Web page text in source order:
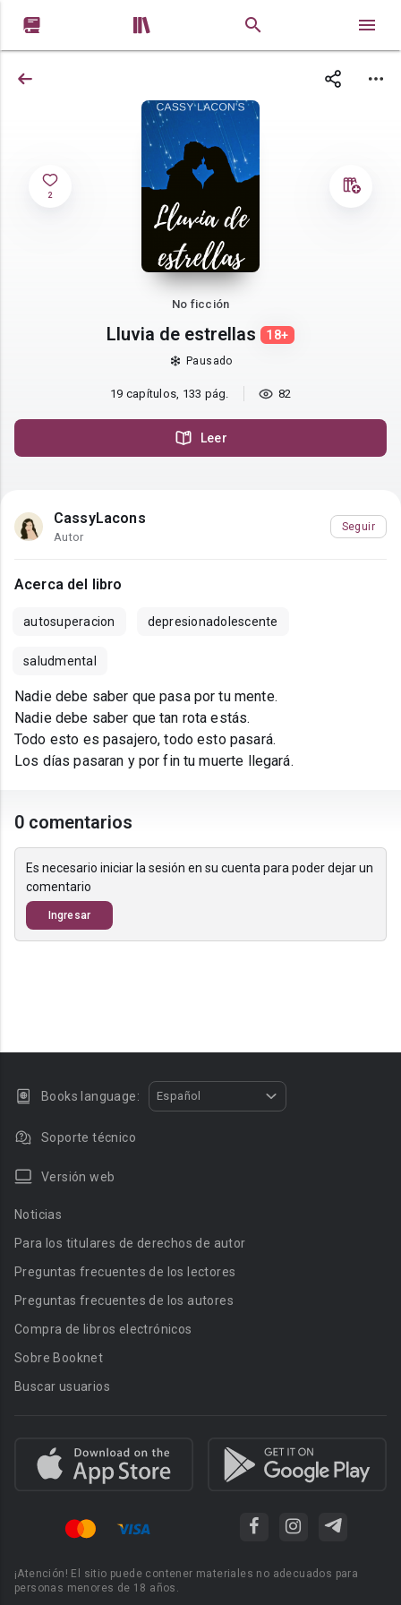
 
2
No ficción
Lluvia de estrellas 18+
Pausado
19 capítulos, 133 pág. 82
Leer
CassyLacons
Autor
Seguir
Acerca del libro
autosuperacion depresionadolescente
saludmental
Nadie debe saber que pasa por tu mente.
Nadie debe saber que tan rota estás.
Todo esto es pasajero, todo esto pasará.
Los días pasaran y por fin tu muerte llegará.
0 comentarios
Es necesario iniciar la sesión en su cuenta para poder dejar un
comentario
Ingresar
Books language: Español
Soporte técnico
Versión web
Noticias
Para los titulares de derechos de autor
Preguntas frecuentes de los lectores
Preguntas frecuentes de los autores
Compra de libros electrónicos
Sobre Booknet
Buscar usuarios
¡Atención! El sitio puede contener materiales no adecuados para
personas menores de 18 años.